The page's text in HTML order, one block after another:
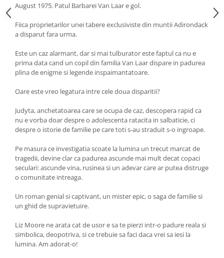
August 1975. Patul Barbarei Van Laar e gol.
Fiica proprietarilor unei tabere exclusiviste din muntii Adirondack
a disparut fara urma.
Este un caz alarmant, dar si mai tulburator este faptul ca nu e
prima data cand un copil din familia Van Laar dispare in padurea
plina de enigme si legende inspaimantatoare.
Oare este vreo legatura intre cele doua disparitii?
Judyta, anchetatoarea care se ocupa de caz, descopera rapid ca
nu e vorba doar despre o adolescenta ratacita in salbaticie, ci
despre o istorie de familie pe care toti s-au straduit s-o ingroape.
Pe masura ce investigatia scoate la lumina un trecut marcat de
tragedii, devine clar ca padurea ascunde mai mult decat copaci
seculari: ascunde vina, rusinea si un adevar care ar putea distruge
o comunitate intreaga.
Un roman genial si captivant, un mister epic, o saga de familie si
un ghid de supravietuire.
Liz Moore ne arata cat de usor e sa te pierzi intr-o padure reala si
simbolica, deopotriva, si ce trebuie sa faci daca vrei sa iesi la
lumina. Am adorat-o!